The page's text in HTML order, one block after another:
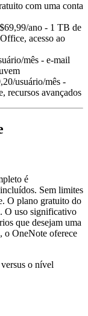
com uma conta
ano - 1 TB de
acesso ao
mês - e-mail
usuário/mês -
recursos avançados
é
Sem limites
O plano gratuito do
O uso significativo
que desejam uma
o OneNote oferece
o nível